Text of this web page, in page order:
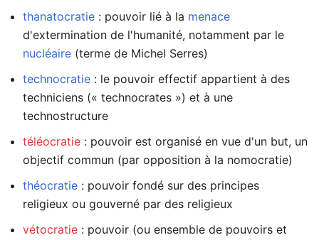
thanatocratie : pouvoir lié à la menace
d'extermination de l'humanité, notamment par le
nucléaire (terme de Michel Serres)
technocratie : le pouvoir effectif appartient à des
techniciens (« technocrates ») et à une
technostructure
téléocratie : pouvoir est organisé en vue d'un but, un
objectif commun (par opposition à la nomocratie)
théocratie : pouvoir fondé sur des principes
religieux ou gouverné par des religieux
vétocratie : pouvoir (ou ensemble de pouvoirs et